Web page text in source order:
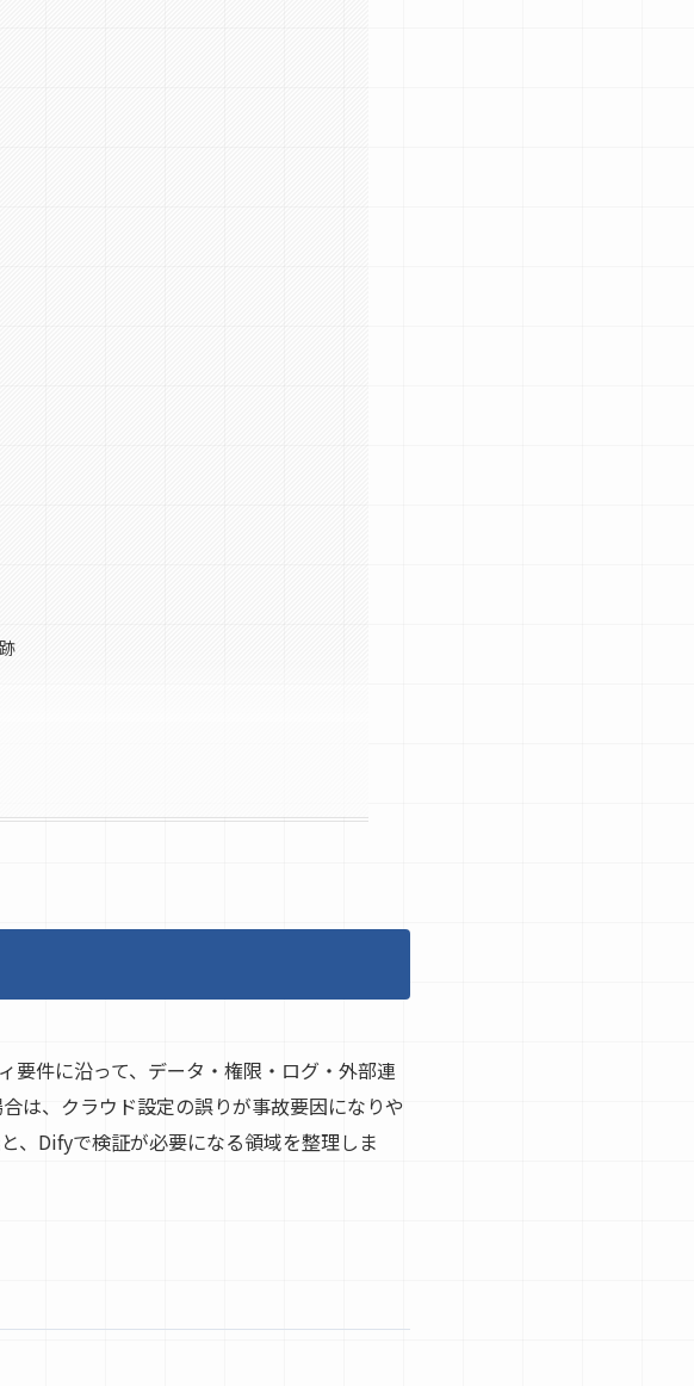
要件に沿って、データ・権限・ログ・外部連
は、クラウド設定の誤りが事故要因になりや
、Difyで検証が必要になる領域を整理しま